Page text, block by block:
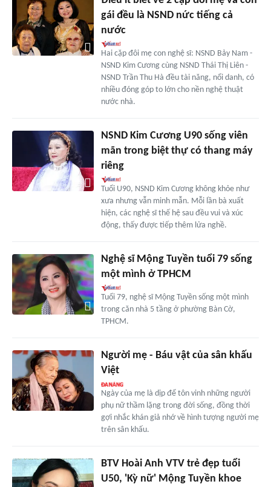
gái đều là NSND nức tiếng cả
nước
Hai cặp đôi mẹ con nghệ sĩ: NSND Bảy Nam -
NSND Kim Cương cùng NSND Thái Thị Liên -
NSND Trần Thu Hà đều tài năng, nổi danh, có
nhiều đóng góp to lớn cho nền nghệ thuật
nước nhà.
NSND Kim Cương U90 sống viên
mãn trong biệt thự có thang máy
riêng
Tuổi U90, NSND Kim Cương không khỏe như
xưa nhưng vẫn minh mẫn. Mỗi lần bà xuất
hiện, các nghệ sĩ thế hệ sau đều vui và xúc
động, thấy được tiếp thêm lửa nghề.
Nghệ sĩ Mộng Tuyền tuổi 79 sống
một mình ở TPHCM
Tuổi 79, nghệ sĩ Mộng Tuyền sống một mình
trong căn nhà 5 tầng ở phường Bàn Cờ,
TPHCM.
Người mẹ - Báu vật của sân khấu
Việt
Ngày của mẹ là dịp để tôn vinh những người
phụ nữ thầm lặng trong đời sống, đồng thời
gợi nhắc khán giả nhớ về hình tượng người mẹ
trên sân khấu.
BTV Hoài Anh VTV trẻ đẹp tuổi
U50, 'Kỳ nữ' Mộng Tuyền khoe